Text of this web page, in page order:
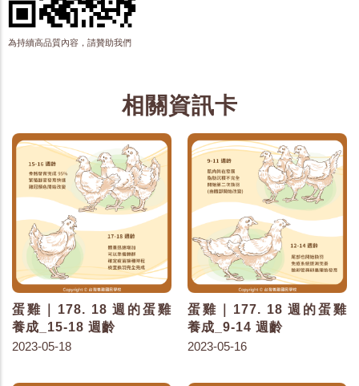
為持續高品質內容，請贊助我們
相關資訊卡
蛋雞｜178. 18 週的蛋雞
養成_15-18 週齡
2023-05-18
蛋雞｜177. 18 週的蛋雞
養成_9-14 週齡
2023-05-16